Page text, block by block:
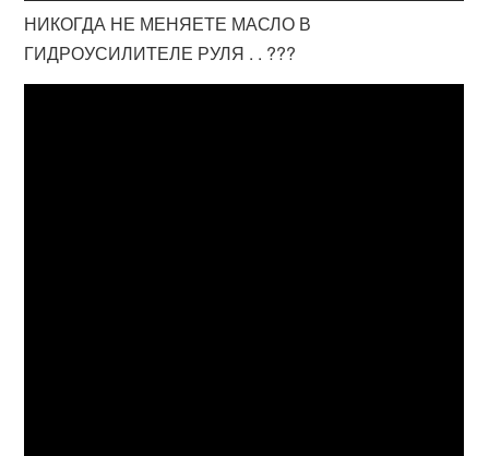
НИКОГДА НЕ МЕНЯЕТЕ МАСЛО В
ГИДРОУСИЛИТЕЛЕ РУЛЯ . . ???